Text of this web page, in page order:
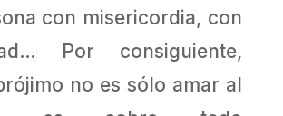
con misericordia, con
Por consiguiente,
no es sólo amar al